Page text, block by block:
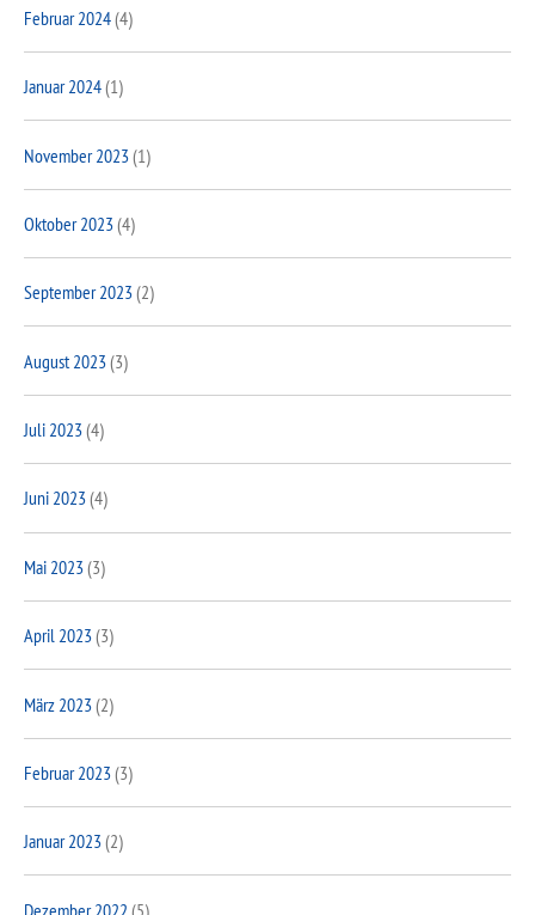
Februar 2024(4)
Januar 2024(1)
November 2023(1)
Oktober 2023(4)
September 2023(2)
August 2023(3)
Juli 2023(4)
Juni 2023(4)
Mai 2023(3)
April 2023(3)
März 2023(2)
Februar 2023(3)
Januar 2023(2)
Dezember 2022 (5)